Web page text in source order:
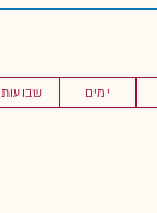
שבועות ימים